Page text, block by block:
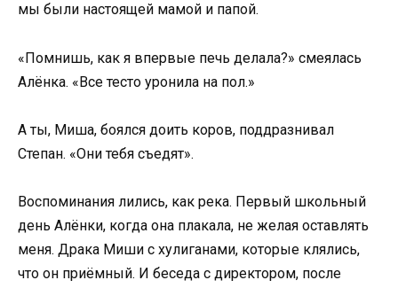
мы были настоящей мамой и папой.
«Помнишь, как я впервые печь делала?» смеялась
Алёнка. «Все тесто уронила на пол.»
А ты, Миша, боялся доить коров, поддразнивал
Степан. «Они тебя съедят».
Воспоминания лились, как река. Первый школьный
день Алёнки, когда она плакала, не желая оставлять
меня. Драка Миши с хулиганами, которые клялись,
что он приёмный. И беседа с директором, после